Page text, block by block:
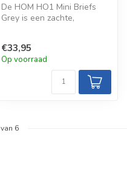
De HOM HO1 Mini Briefs
Grey is een zachte,
€33,95
Op voorraad
van 6